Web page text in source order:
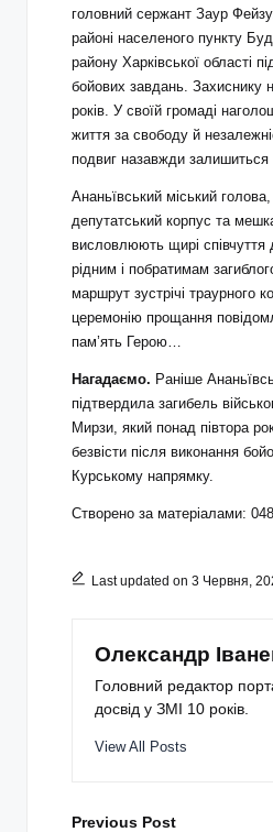
головний сержант Заур
районі населеного пункту
району Харківської області
бойових завдань. Захиснику
років. У своїй громаді
життя за свободу й
подвиг назавжди залишиться
Ананьївський міський
депутатський корпус та
висловлюють щирі співчуття
рідним і побратимам
маршрут зустрічі траурного
церемонію прощання
пам’ять Герою…
Нагадаємо. Раніше
підтвердила загибель
Мирзи, який понад півтора
безвісти після виконання
Курському напрямку.
Створено за матеріалами:
Last updated on 3 Червня,
Олександр
Головний редактор
досвід у ЗМІ 10 років.
View All Posts
Previous Post